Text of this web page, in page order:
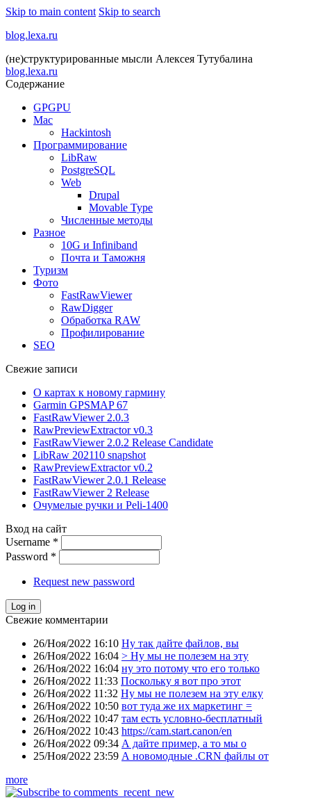
Skip to main content Skip to search
blog.lexa.ru
(не)структурированные мысли Алексея Тутубалина
blog.lexa.ru
Содержание
GPGPU
Mac
Hackintosh
Программирование
LibRaw
PostgreSQL
Web
Drupal
Movable Type
Численные методы
Разное
10G и Infiniband
Почта и Таможня
Туризм
Фото
FastRawViewer
RawDigger
Обработка RAW
Профилирование
SEO
Свежие записи
О картах к новому гармину
Garmin GPSMAP 67
FastRawViewer 2.0.3
RawPreviewExtractor v0.3
FastRawViewer 2.0.2 Release Candidate
LibRaw 202110 snapshot
RawPreviewExtractor v0.2
FastRawViewer 2.0.1 Release
FastRawViewer 2 Release
Очумелые ручки и Peli-1400
Вход на сайт
Username *
Password *
Request new password
Свежие комментарии
26/Ноя/2022 16:10 Ну так дайте файлов, вы
26/Ноя/2022 16:04 > Ну мы не полезем на эту
26/Ноя/2022 16:04 ну это потому что его только
26/Ноя/2022 11:33 Поскольку я вот про этот
26/Ноя/2022 11:32 Ну мы не полезем на эту елку
26/Ноя/2022 10:50 вот туда же их маркетинг =
26/Ноя/2022 10:47 там есть условно-бесплатный
26/Ноя/2022 10:43 https://cam.start.canon/en
26/Ноя/2022 09:34 А дайте пример, а то мы о
25/Ноя/2022 23:59 А новомодные .CRN файлы от
more